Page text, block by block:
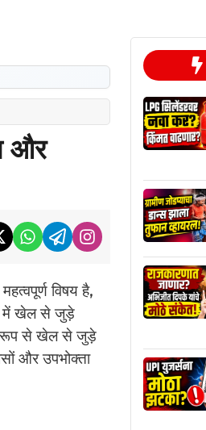
और
विषय है,
में खेल से जुड़े
रूप से खेल से जुड़े
और उपभोक्ता